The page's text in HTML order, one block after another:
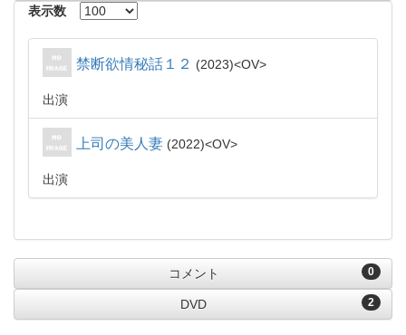
表示数
禁断欲情秘話１２ 2023 OV
出演
上司の美人妻 2022 OV
出演
0
コメント
2
DVD